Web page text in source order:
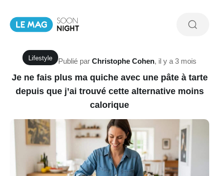
Lifestyle Publié par Christophe Cohen, il y a 3 mois
Je ne fais plus ma quiche avec une pâte à tarte
depuis que j’ai trouvé cette alternative moins
calorique